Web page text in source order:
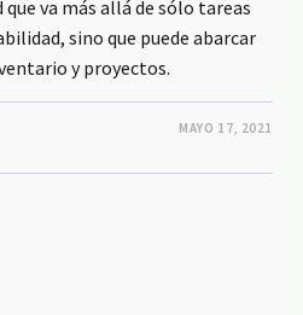
va más allá de sólo tareas
sino que puede abarcar
y proyectos.
MAYO 17, 2021